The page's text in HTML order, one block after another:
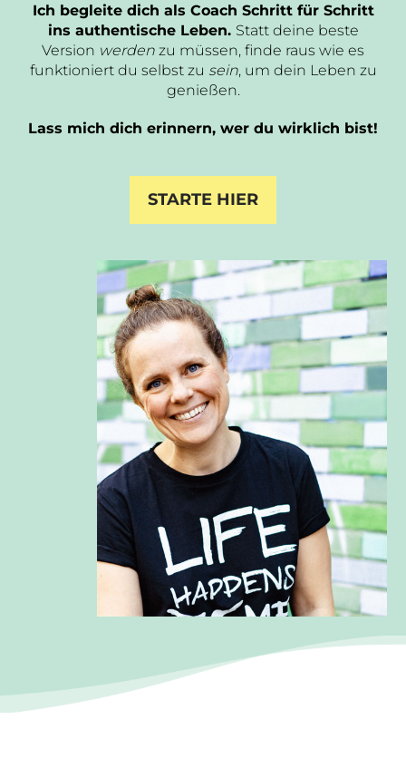
Ich begleite dich als Coach Schritt für Schritt
ins authentische Leben. Statt deine beste
Version werden zu müssen, finde raus wie es
funktioniert du selbst zu sein, um dein Leben zu
genießen.
Lass mich dich erinnern, wer du wirklich bist!
STARTE HIER